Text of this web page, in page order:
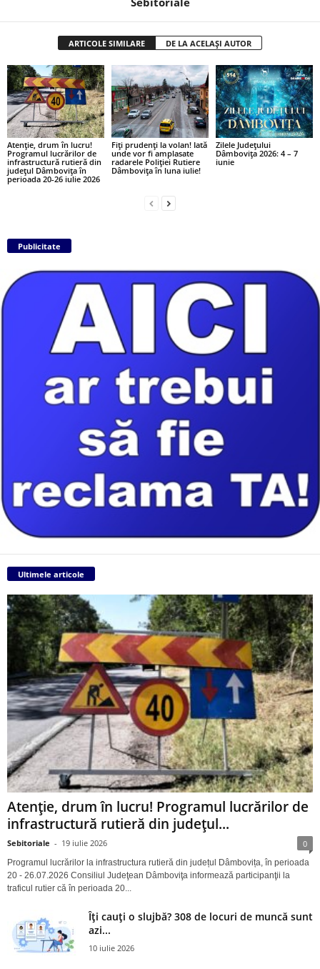
ARTICOLE SIMILARE DE LA ACELAȘI AUTOR
Atenție, drum în lucru!
Programul lucrărilor de
infrastructură rutieră din
județul Dâmbovița în
perioada 20-26 iulie 2026
Fiți prudenți la volan! Iată
unde vor fi amplasate
radarele Poliției Rutiere
Dâmbovița în luna iulie!
Zilele Județului
Dâmbovița 2026: 4 – 7
iunie
Publicitate
Ultimele articole
Atenție, drum în lucru! Programul lucrărilor de
infrastructură rutieră din județul...
Sebitoriale - 19 iulie 2026 0
Programul lucrărilor la infrastructura rutieră din județul Dâmbovița, în perioada
20 - 26.07.2026 Consiliul Judeţean Dâmboviţa informează participanţii la
traficul rutier că în perioada 20...
Îți cauți o slujbă? 308 de locuri de muncă sunt
azi...
10 iulie 2026